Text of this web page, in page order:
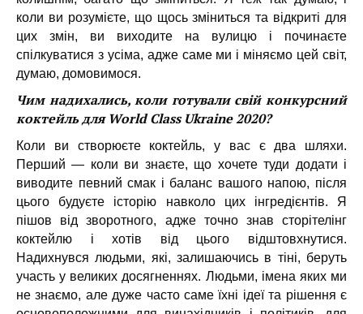
коли ви розумієте, що щось зміниться та відкриті для
цих змін, ви виходите на вулицю і починаєте
спілкуватися з усіма, адже саме ми і міняємо цей світ,
думаю, домовимося.
Чим надихались, коли готували свій конкурсний
коктейль для World Class Ukraine 2020?
Коли ви створюєте коктейль, у вас є два шляхи.
Перший — коли ви знаєте, що хочете туди додати і
виводите певний смак і баланс вашого напою, після
цього будуєте історію навколо цих інгредієнтів. Я
пішов від зворотного, адже точно знав сторітелінг
коктейлю і хотів від цього відштовхнутися.
Надихнувся людьми, які, залишаючись в тіні, беруть
участь у великих досягненнях. Людьми, імена яких ми
не знаємо, але дуже часто саме їхні ідеї та рішення є